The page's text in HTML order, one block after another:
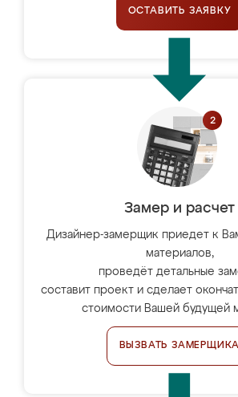
ОСТАВИТЬ ЗАЯВКУ
Замер и расчет
Дизайнер-замерщик приедет к
материалов,
проведёт детальные
составит проект и сделает
стоимости Вашей будущей
ВЫЗВАТЬ ЗАМЕРЩИКА